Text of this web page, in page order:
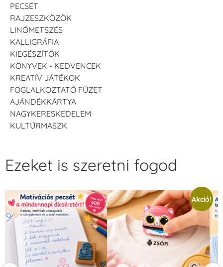
PECSÉT
RAJZESZKÖZÖK
LINÓMETSZÉS
KALLIGRÁFIA
KIEGÉSZÍTŐK
KÖNYVEK - KEDVENCEK
KREATÍV JÁTÉKOK
FOGLALKOZTATÓ FÜZET
AJÁNDÉKKÁRTYA
NAGYKERESKEDELEM
KULTÚRMASZK
Ezeket is szeretni fogod
Akció!